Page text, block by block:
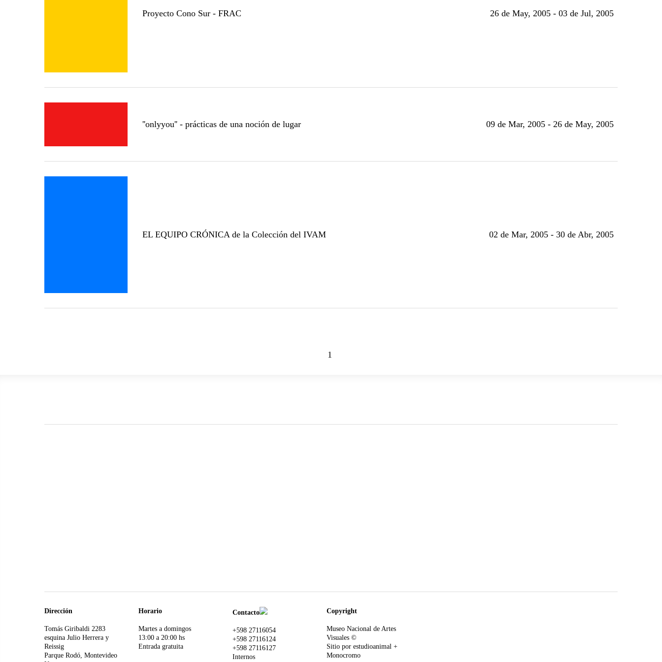
Proyecto Cono Sur - FRAC 26 de May, 2005 - 03 de Jul, 2005
''onlyyou'' - prácticas de una noción de lugar 09 de Mar, 2005 - 26 de May, 2005
EL EQUIPO CRÓNICA de la Colección del IVAM 02 de Mar, 2005 - 30 de Abr, 2005
1
Dirección
Tomás Giribaldi 2283
esquina Julio Herrera y
Reissig
Parque Rodó, Montevideo
Horario
Martes a domingos
13:00 a 20:00 hs
Entrada gratuita
Contacto
+598 27116054
+598 27116124
+598 27116127
Internos
Copyright
Museo Nacional de Artes
Visuales ©
Sitio por estudioanimal +
Monocromo